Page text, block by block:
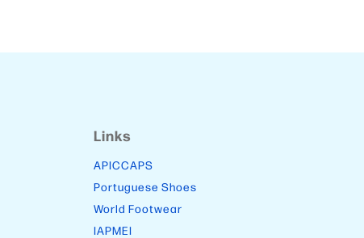
Links
APICCAPS
Portuguese Shoes
World Footwear
IAPMEI